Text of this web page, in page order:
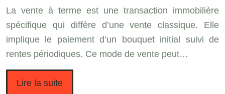
La vente à terme est une transaction immobilière
spécifique qui diffère d’une vente classique. Elle
implique le paiement d’un bouquet initial suivi de
rentes périodiques. Ce mode de vente peut…
Lire la suite